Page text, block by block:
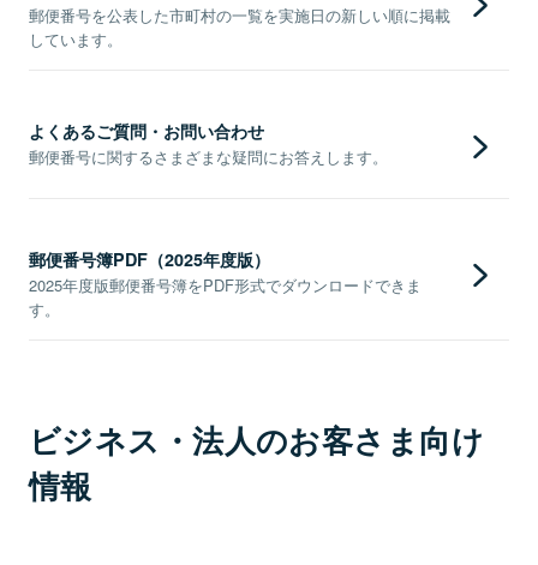
郵便番号を公表した市町村の一覧を実施日の新しい順に掲載
しています。
よくあるご質問・お問い合わせ
郵便番号に関するさまざまな疑問にお答えします。
郵便番号簿PDF（2025年度版）
2025年度版郵便番号簿をPDF形式でダウンロードできま
す。
ビジネス・法人のお客さま向け
情報